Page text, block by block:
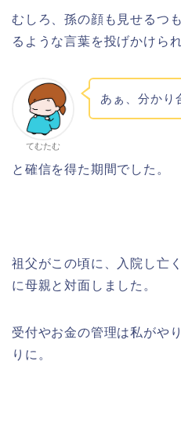
むしろ、孫の顔も見せるつ
るような言葉を投げかけられ
てむたむ
あぁ、分かり
と確信を得た期間でした。
祖父がこの頃に、入院し亡
に母親と対面しました。
受付やお金の管理は私がや
りに。